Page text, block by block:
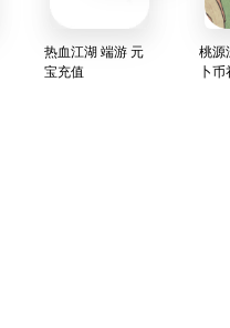
热血江湖 端游 元
宝充值
桃源
卜